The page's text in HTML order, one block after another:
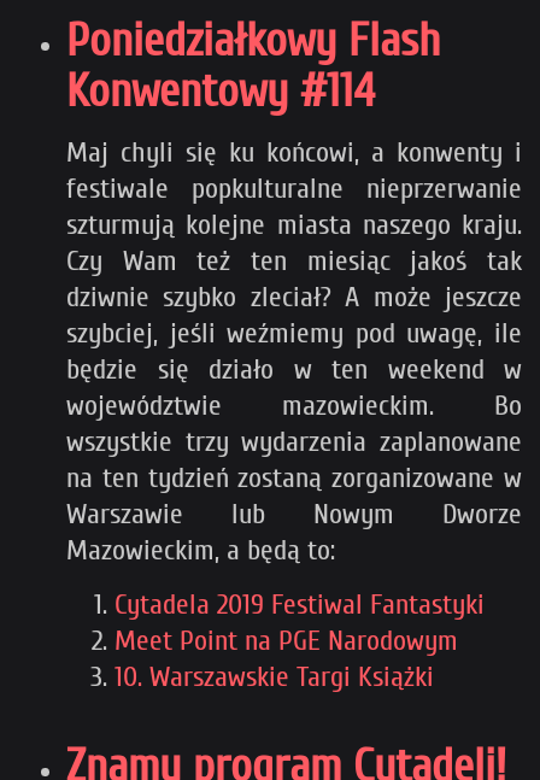
Poniedziałkowy Flash
Konwentowy #114
Maj chyli się ku końcowi, a konwenty i
festiwale popkulturalne nieprzerwanie
szturmują kolejne miasta naszego kraju.
Czy Wam też ten miesiąc jakoś tak
dziwnie szybko zleciał? A może jeszcze
szybciej, jeśli weźmiemy pod uwagę, ile
będzie się działo w ten weekend w
województwie mazowieckim. Bo
wszystkie trzy wydarzenia zaplanowane
na ten tydzień zostaną zorganizowane w
Warszawie lub Nowym Dworze
Mazowieckim, a będą to:
Cytadela 2019 Festiwal Fantastyki
Meet Point na PGE Narodowym
10. Warszawskie Targi Książki
Znamy program Cytadeli!